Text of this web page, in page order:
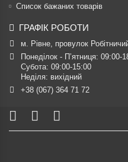
Список бажаних товарів
ГРАФІК РОБОТИ
м. Рівне, провулок
Понеділок - П’ятниця: 09:00-
Субота: 09:00-15:00
Неділя: вихідний
+38 (067) 364 71 72